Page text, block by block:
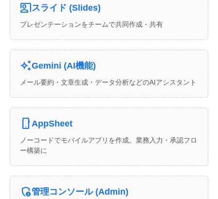
co_presentスライド (Slides)
プレゼンテーションをチームで共同作成・共有
auto_awesomeGemini (AI機能)
メール要約・文章生成・データ分析などのAIアシスタント
phone_android AppSheet
ノーコードでモバイルアプリを作成。業務入力・承認フロ
ー構築に
admin_panel_settings管理コンソール (Admin)